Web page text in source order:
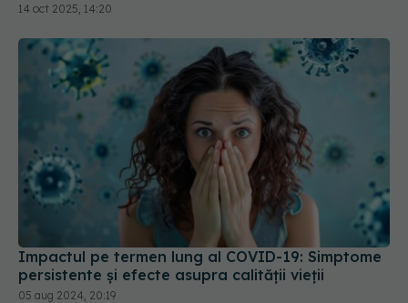
14 oct 2025, 14:20
Impactul pe termen lung al COVID-19: Simptome
persistente și efecte asupra calității vieții
05 aug 2024, 20:19